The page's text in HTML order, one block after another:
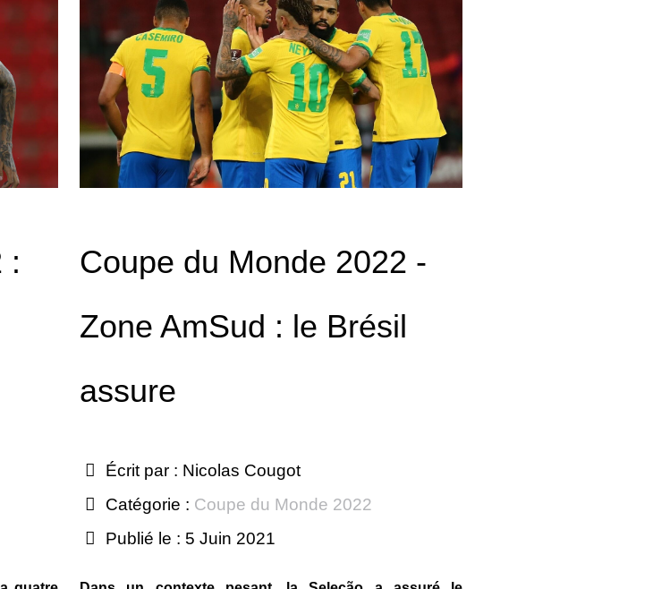
:
Coupe du Monde 2022 -
Zone AmSud : le Brésil
assure
Écrit par : Nicolas Cougot
Catégorie : Coupe du Monde 2022
Publié le : 5 Juin 2021